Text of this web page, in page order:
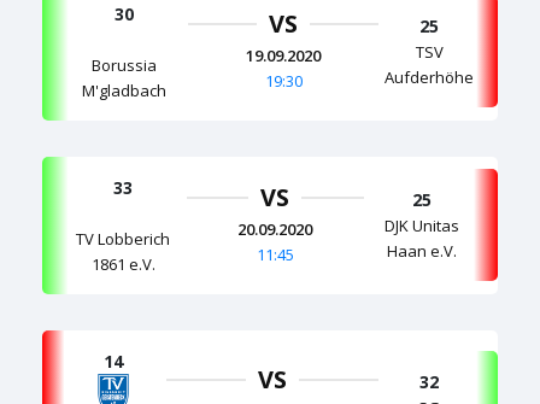
30
Borussia
M'gladbach
VS
19.09.2020
19:30
25
TSV
Aufderhöhe
33
TV Lobberich
1861 e.V.
VS
20.09.2020
11:45
25
DJK Unitas
Haan e.V.
14
VS 32